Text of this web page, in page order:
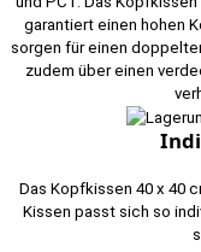
garantiert einen hohen
sorgen für einen
zudem über einen
Das Kopfkissen 40 x 40
Kissen passt sich so